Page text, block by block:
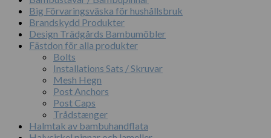
Big Förvaringsväska för hushållsbruk
Brandskydd Produkter
Design Trädgårds Bambumöbler
Fästdon för alla produkter
Bolts
Installations Sats / Skruvar
Mesh Hegn
Post Anchors
Post Caps
Trådstænger
Halmtak av bambuhandflata